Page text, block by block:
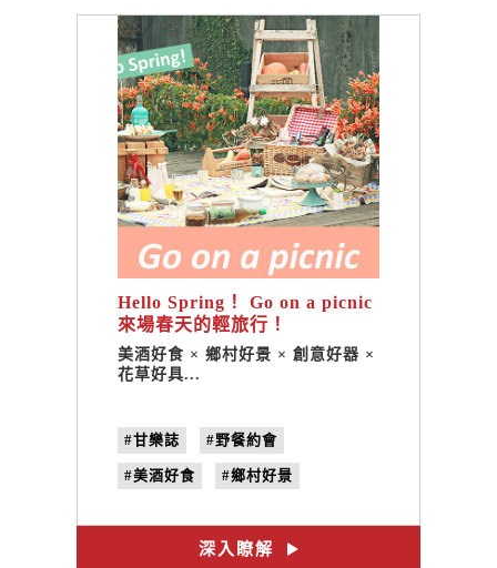
Hello Spring！ Go on a picnic
來場春天的輕旅行！
美酒好食 × 鄉村好景 × 創意好器 ×
花草好具...
#甘樂誌 #野餐約會
#美酒好食 #鄉村好景
#Goonapicnic #郊外餐秀
深入瞭解